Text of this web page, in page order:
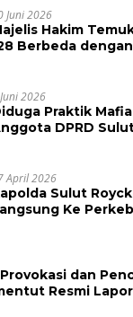
Juni 2026
Hakim
Berbeda
2026
Praktik
DPRD
April 2026
Sulut
Ke
dan
Resmi